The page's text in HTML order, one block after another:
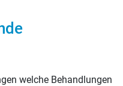
welche Behandlungen